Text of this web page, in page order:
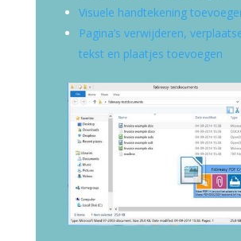
Visuele handtekening
Pagina’s verwijderen,
tekst en plaatjes toevoegen